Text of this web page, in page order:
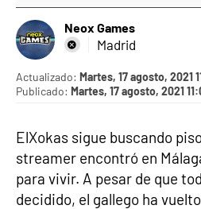
Neox Games
Madrid
Actualizado: Martes, 17 agosto, 2021
Publicado: Martes, 17 agosto, 2021
ElXokas sigue buscando
streamer encontró en
para vivir. A pesar de que
decidido, el gallego ha